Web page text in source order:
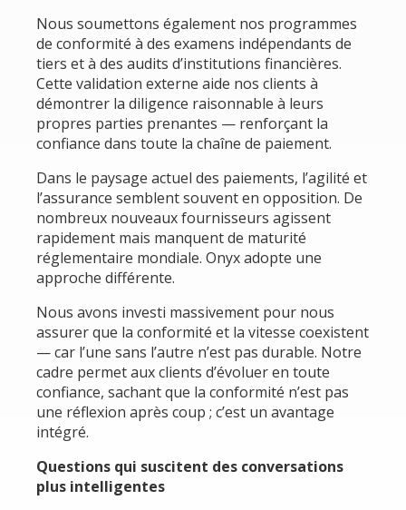
Nous soumettons également nos programmes
de conformité à des examens indépendants de
tiers et à des audits d’institutions financières.
Cette validation externe aide nos clients à
démontrer la diligence raisonnable à leurs
propres parties prenantes — renforçant la
confiance dans toute la chaîne de paiement.
Dans le paysage actuel des paiements, l’agilité et
l’assurance semblent souvent en opposition. De
nombreux nouveaux fournisseurs agissent
rapidement mais manquent de maturité
réglementaire mondiale. Onyx adopte une
approche différente.
Nous avons investi massivement pour nous
assurer que la conformité et la vitesse coexistent
— car l’une sans l’autre n’est pas durable. Notre
cadre permet aux clients d’évoluer en toute
confiance, sachant que la conformité n’est pas
une réflexion après coup ; c’est un avantage
intégré.
Questions qui suscitent des conversations
plus intelligentes